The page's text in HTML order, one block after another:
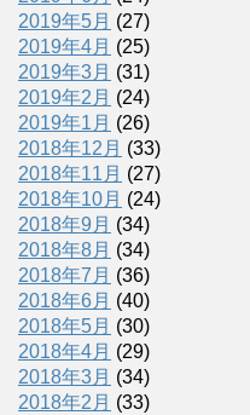
2019年5月 (27)
2019年4月 (25)
2019年3月 (31)
2019年2月 (24)
2019年1月 (26)
2018年12月 (33)
2018年11月 (27)
2018年10月 (24)
2018年9月 (34)
2018年8月 (34)
2018年7月 (36)
2018年6月 (40)
2018年5月 (30)
2018年4月 (29)
2018年3月 (34)
2018年2月 (33)